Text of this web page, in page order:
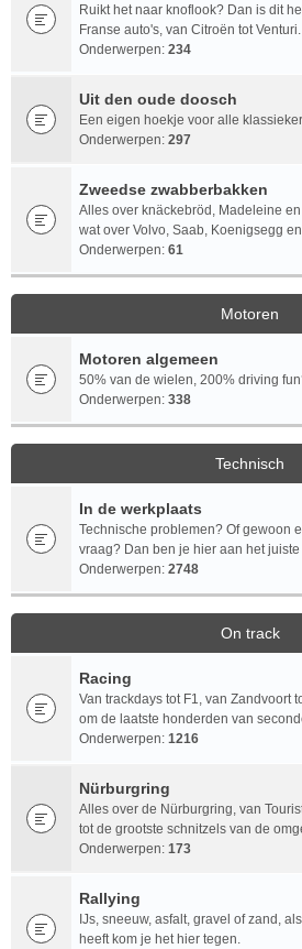
Ruikt het naar knoflook? Dan is dit
Franse auto's, van Citroën tot Venturi.
Onderwerpen: 234
Uit den oude doosch
Een eigen hoekje voor alle
Onderwerpen: 297
Zweedse zwabberbakken
Alles over knäckebröd, Madeleine
wat over Volvo, Saab, Koenigsegg
Onderwerpen: 61
Motoren
Motoren algemeen
50% van de wielen, 200% driving
Onderwerpen: 338
Technisch
In de werkplaats
Technische problemen? Of gewoon
vraag? Dan ben je hier aan het
Onderwerpen: 2748
On track
Racing
Van trackdays tot F1, van Zandvoort
om de laatste honderden van
Onderwerpen: 1216
Nürburgring
Alles over de Nürburgring, van
tot de grootste schnitzels van de
Onderwerpen: 173
Rallying
IJs, sneeuw, asfalt, gravel of zand,
heeft kom je het hier tegen.